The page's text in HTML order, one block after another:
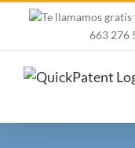
663 276